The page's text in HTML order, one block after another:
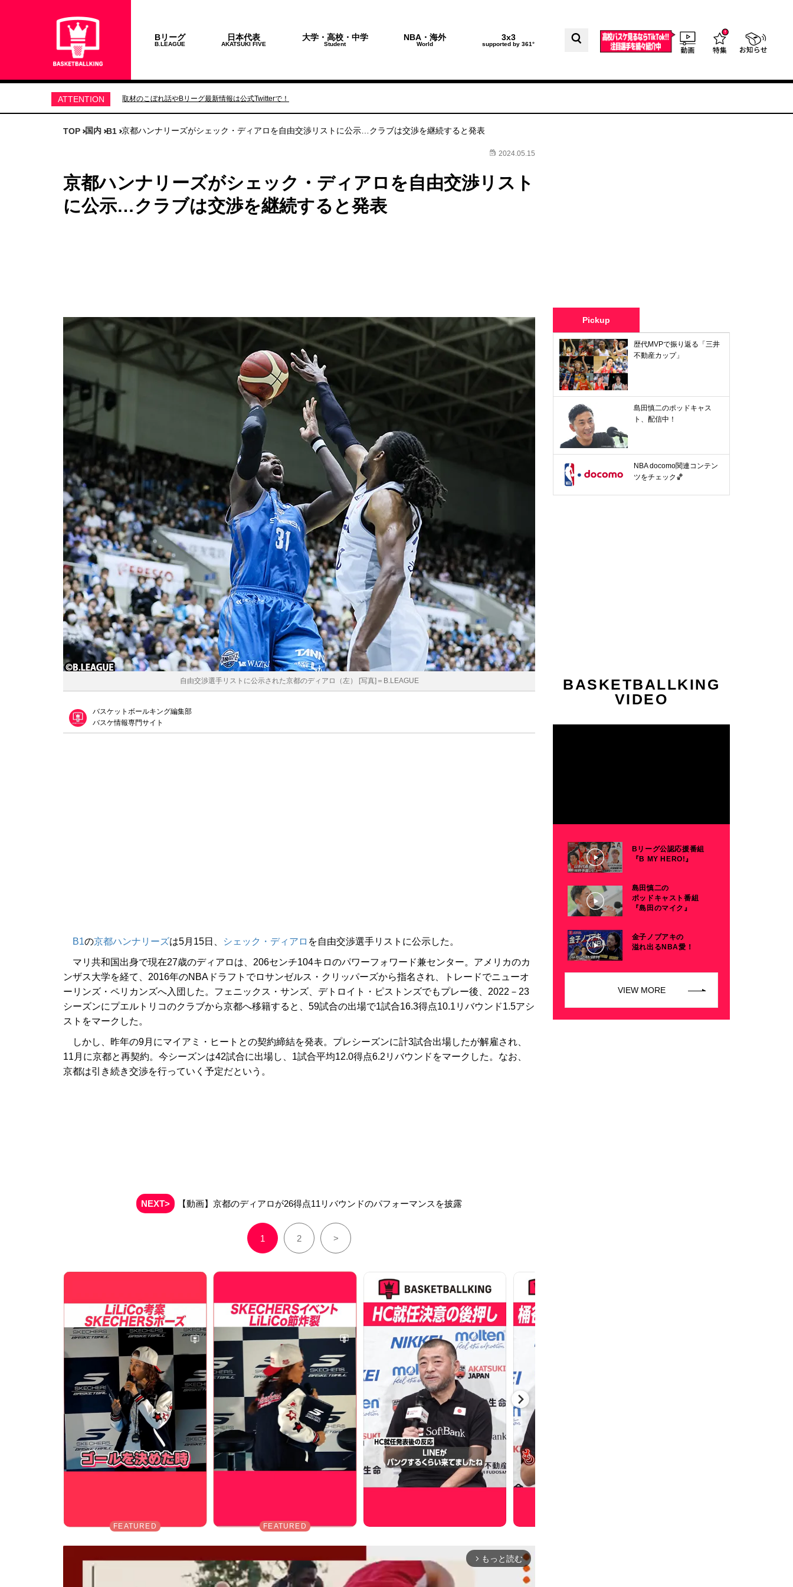
Bリーグ
B.LEAGUE
日本代表
AKATSUKI FIVE
大学・高校・中学
Student
NBA・海外
World
3x3
supported by 361°
ATTENTION 取材のこぼれ話やBリーグ最新情報は公式Twitterで！
TOP 国内 B1 京都ハンナリーズがシェック・ディアロを自由交渉リストに公示…クラブは交渉を継続すると発表
2024.05.15
京都ハンナリーズがシェック・ディアロを自由交渉リスト
に公示…クラブは交渉を継続すると発表
自由交渉選手リストに公示された京都のディアロ（左） [写真]＝B.LEAGUE
バスケットボールキング編集部
バスケ情報専門サイト
B1の京都ハンナリーズは5月15日、 シェック・ディアロ を自由交渉選手リストに公示した。
マリ共和国出身で現在27歳のディアロは、206センチ104キロのパワーフォワード兼センター。アメリカのカ
ンザス大学を経て、2016年のNBAドラフトでロサンゼルス・クリッパーズから指名され、トレードでニューオ
ーリンズ・ペリカンズへ入団した。フェニックス・サンズ、デトロイト・ピストンズでもプレー後、2022－23
シーズンにプエルトリコのクラブから京都へ移籍すると、59試合の出場で1試合16.3得点10.1リバウンド1.5アシ
ストをマークした。
しかし、昨年の9月にマイアミ・ヒートとの契約締結を発表。プレシーズンに計3試合出場したが解雇され、
11月に京都と再契約。今シーズンは42試合に出場し、1試合平均12.0得点6.2リバウンドをマークした。なお、
京都は引き続き交渉を行っていく予定だという。
NEXT> 【動画】京都のディアロが26得点11リバウンドのパフォーマンスを披露
1 2 >
arrow_forward_ios もっと読む
Pickup
歴代MVPで振り返る「三井
不動産カップ」
島田慎二のポッドキャス
ト、配信中！
NBA docomo関連コンテン
ツをチェック🏀
BASKETBALLKING
VIDEO
Bリーグ公認応援番組
『B MY HERO!』
島田慎二の
ポッドキャスト番組
『島田のマイク』
金子ノブアキの
溢れ出るNBA愛！
VIEW MORE